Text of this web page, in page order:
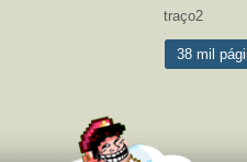
traço2
38 mil